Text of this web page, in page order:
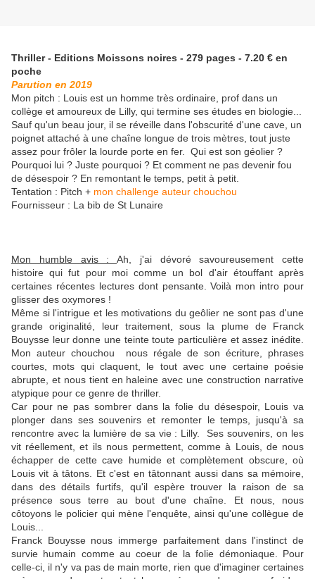
Thriller - Editions Moissons noires - 279 pages - 7.20 € en
poche
Parution en 2019
Mon pitch : Louis est un homme très ordinaire, prof dans un
collège et amoureux de Lilly, qui termine ses études en biologie...
Sauf qu'un beau jour, il se réveille dans l'obscurité d'une cave, un
poignet attaché à une chaîne longue de trois mètres, tout juste
assez pour frôler la lourde porte en fer. Qui est son géolier ?
Pourquoi lui ? Juste pourquoi ? Et comment ne pas devenir fou
de désespoir ? En remontant le temps, petit à petit.
Tentation : Pitch + mon challenge auteur chouchou
Fournisseur : La bib de St Lunaire
Mon humble avis : Ah, j'ai dévoré savoureusement cette
histoire qui fut pour moi comme un bol d'air étouffant après
certaines récentes lectures dont pensante. Voilà mon intro pour
glisser des oxymores !
Même si l'intrigue et les motivations du geôlier ne sont pas d'une
grande originalité, leur traitement, sous la plume de Franck
Bouysse leur donne une teinte toute particulière et assez inédite.
Mon auteur chouchou nous régale de son écriture, phrases
courtes, mots qui claquent, le tout avec une certaine poésie
abrupte, et nous tient en haleine avec une construction narrative
atypique pour ce genre de thriller.
Car pour ne pas sombrer dans la folie du désespoir, Louis va
plonger dans ses souvenirs et remonter le temps, jusqu'à sa
rencontre avec la lumière de sa vie : Lilly. Ses souvenirs, on les
vit réellement, et ils nous permettent, comme à Louis, de nous
échapper de cette cave humide et complètement obscure, où
Louis vit à tâtons. Et c'est en tâtonnant aussi dans sa mémoire,
dans des détails furtifs, qu'il espère trouver la raison de sa
présence sous terre au bout d'une chaîne. Et nous, nous
côtoyons le policier qui mène l'enquête, ainsi qu'une collègue de
Louis...
Franck Bouysse nous immerge parfaitement dans l'instinct de
survie humain comme au coeur de la folie démoniaque. Pour
celle-ci, il n'y va pas de main morte, rien que d'imaginer certaines